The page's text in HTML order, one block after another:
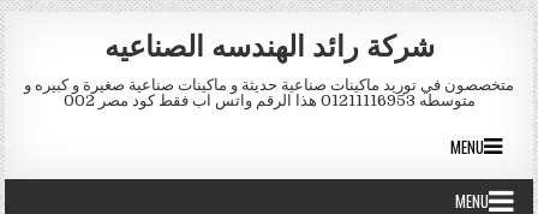
Skip to content
شركة رائد الهندسه الصناعيه
متخصصون في توريد ماكينات صناعية حديثة و ماكينات صناعية صغيرة و كبيره و
متوسطه 01211116953 هذا الرقم واتس اب فقط كود مصر 002
MENU
MENU